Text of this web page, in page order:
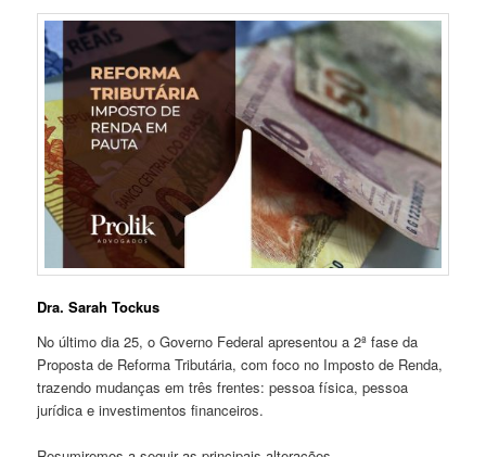
Dra. Sarah Tockus
No último dia 25, o Governo Federal apresentou a 2ª fase da
Proposta de Reforma Tributária, com foco no Imposto de Renda,
trazendo mudanças em três frentes: pessoa física, pessoa
jurídica e investimentos financeiros.